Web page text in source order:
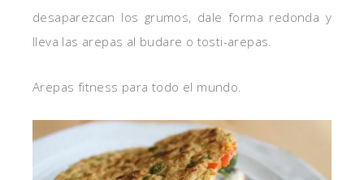
desaparezcan los grumos, dale forma redonda y
lleva las arepas al budare o tosti-arepas.
Arepas fitness para todo el mundo.